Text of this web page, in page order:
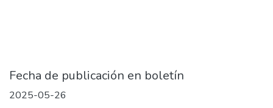
Fecha de publicación en boletín
2025-05-26